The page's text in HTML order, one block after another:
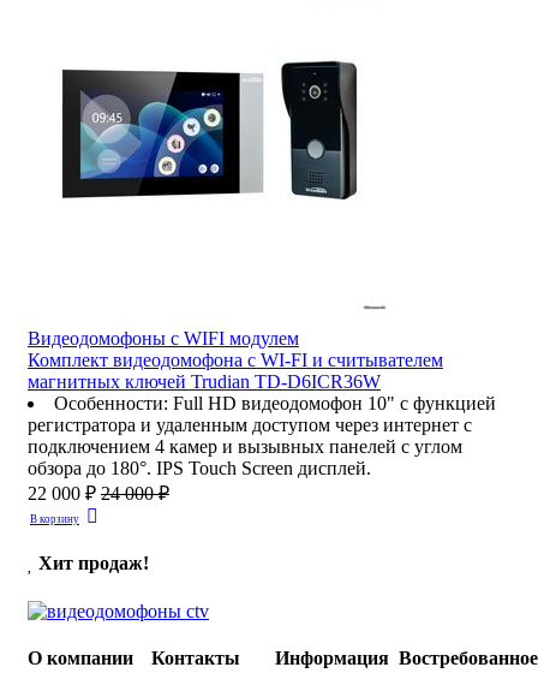
Видеодомофоны c WIFI модулем
Комплект видеодомофона с WI-FI и считывателем
магнитных ключей Trudian TD-D6ICR36W
Особенности: Full HD видеодомофон 10" с функцией
регистратора и удаленным доступом через интернет с
подключением 4 камер и вызывных панелей с углом
обзора до 180°. IPS Touch Screen дисплей.
22 000 ₽ 24 000 ₽
В корзину
Хит продаж!
О компании Контакты Информация Востребованное